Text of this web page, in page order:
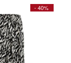
- 40%